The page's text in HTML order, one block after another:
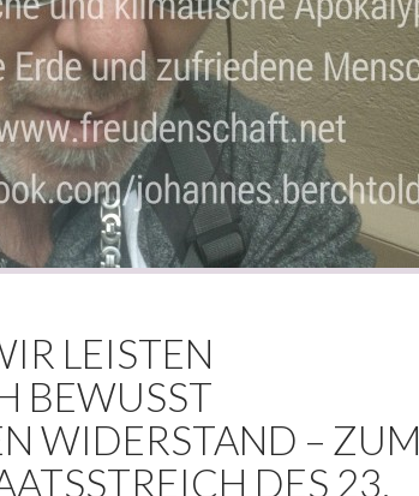
LEISTEN
BEWUSST
WIDERSTAND – ZUM
DES 23.